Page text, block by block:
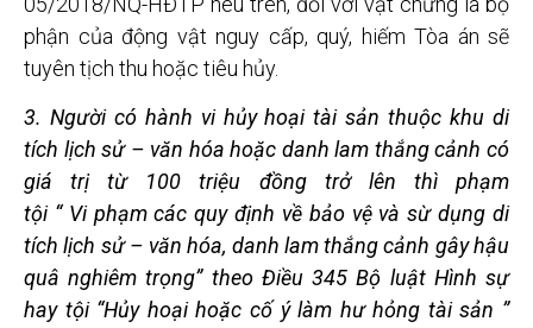
phận của động vật nguy cấp, quý, hiếm Tòa án sẽ
tuyên tịch thu hoặc tiêu hủy.
3. Người có hành vi hủy hoại tài sản thuộc khu di
tích lịch sử – văn hóa hoặc danh lam thắng cảnh có
giá trị từ 100 triệu đồng trở lên thì phạm
tội“ Viphạm các quy định về bảo vệ và sừ dụng di
tích lịch sử – văn hóa, danh lam thắngcảnh gây hậu
quâ nghiêm trọng” theo Điều 345 Bộ luật Hình sự
hay tội “Hủy hoại hoặc cố ý làm hư hỏng tài sản ”